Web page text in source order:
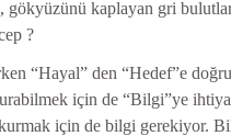
gökyüzünü kaplayan gri
?
“Hayal” den “Hedef”e
için de “Bilgi”ye
için de bilgi gerekiyor.